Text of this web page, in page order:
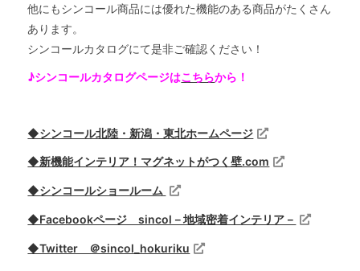
他にもシンコール商品には優れた機能のある商品がたくさん
あります。
シンコールカタログにて是非ご確認ください！
♪シンコールカタログページはこちらから！
◆シンコール北陸・新潟・東北ホームページ
◆新機能インテリア！マグネットがつく壁.com
◆シンコールショールーム
◆Facebookページ sincol－地域密着インテリア－
◆Twitter ＠sincol_hokuriku